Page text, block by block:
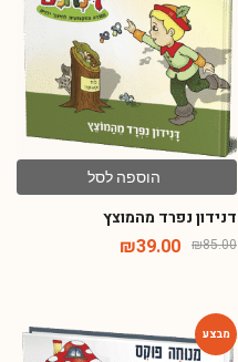
הוספה לסל
דנידון נפרד מהמוצץ
₪85.00
₪39.00